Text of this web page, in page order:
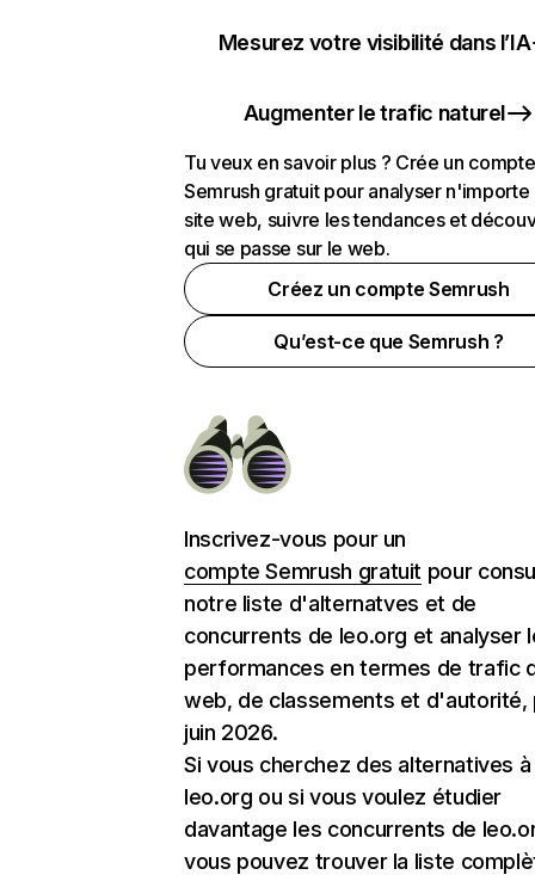
Mesurez votre visibilité dans l’IA
Augmenter le trafic naturel
Tu veux en savoir plus ? Crée un compte
Semrush gratuit pour analyser n'importe
site web, suivre les tendances et
qui se passe sur le web.
Créez un compte Semrush
Qu’est-ce que Semrush ?
Inscrivez-vous pour un
compte Semrush gratuit pour
notre liste d'alternatves et de
concurrents de leo.org et analyser
performances en termes de trafic
web, de classements et d'autorité,
juin 2026.
Si vous cherchez des alternatives à
leo.org ou si vous voulez étudier
davantage les concurrents de
vous pouvez trouver la liste